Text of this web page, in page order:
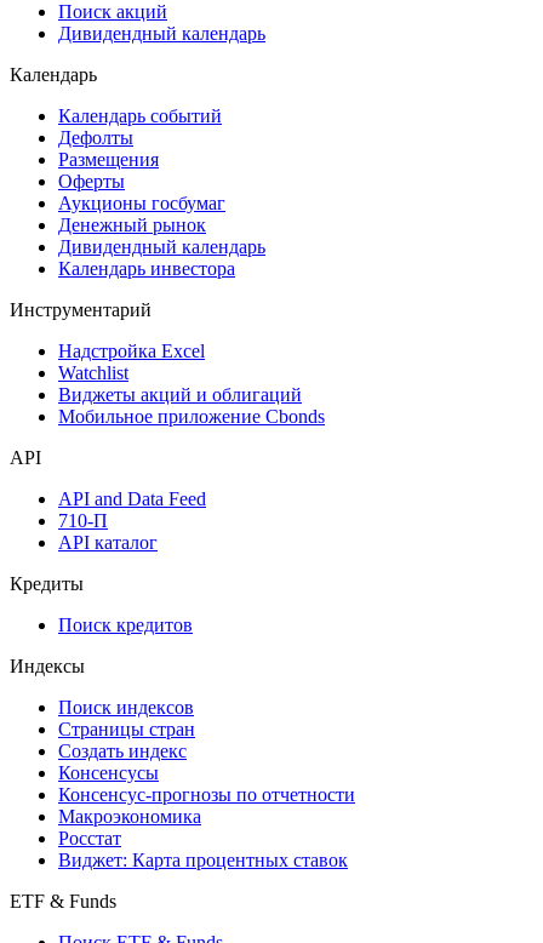
Поиск акций
Дивидендный календарь
Календарь
Календарь событий
Дефолты
Размещения
Оферты
Аукционы госбумаг
Денежный рынок
Дивидендный календарь
Календарь инвестора
Инструментарий
Надстройка Excel
Watchlist
Виджеты акций и облигаций
Мобильное приложение Cbonds
API
API and Data Feed
710-П
API каталог
Кредиты
Поиск кредитов
Индексы
Поиск индексов
Страницы стран
Создать индекс
Консенсусы
Консенсус-прогнозы по отчетности
Макроэкономика
Росстат
Виджет: Карта процентных ставок
ETF & Funds